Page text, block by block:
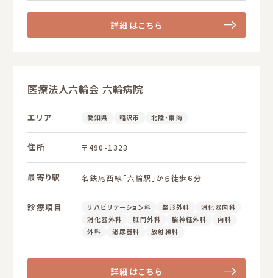
詳細はこちら
医療法人六輪会 六輪病院
エリア 愛知県 稲沢市 北陸・東海
住所 〒490-1323
最寄り駅 名鉄尾西線「六輪駅」から徒歩６分
診療項目 リハビリテーション科 整形外科
消化器内科
消化器外科
肛門外科 脳神経外科
内科
外科
泌尿器科 放射線科
詳細はこちら